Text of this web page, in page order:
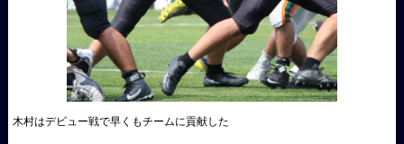
木村はデビュー戦で早くもチームに貢献した